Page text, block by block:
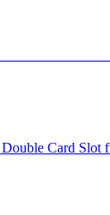
Card Slot